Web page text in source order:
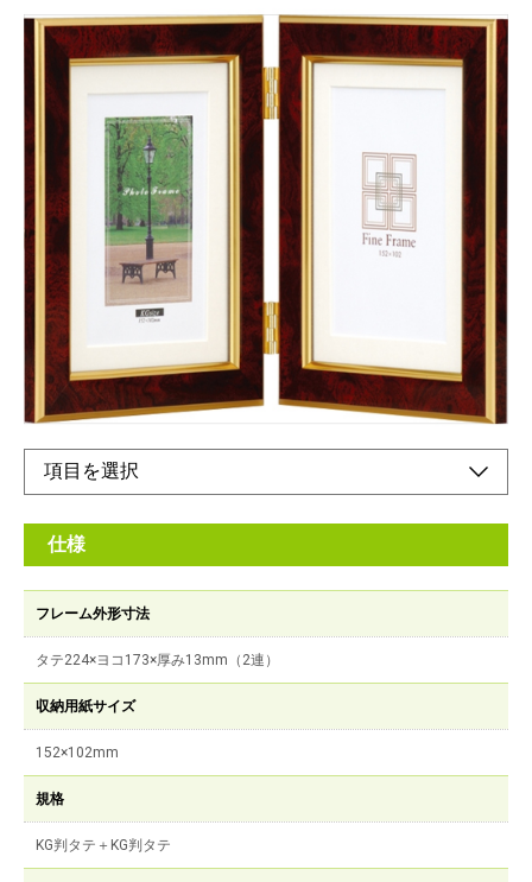
大理石調の樹脂製フレーム
メーカー希望小売価格：
¥3,260 + 税
高級感漂う、特殊加工フレームです。記念写真とスナップ写真を
組み合わせて飾る等、ギフトにもお使いいただけます。
オンラインショップ
仕様
フレーム外形寸法
タテ224×ヨコ173×厚み13mm（2連）
収納用紙サイズ
152×102mm
規格
KG判タテ＋KG判タテ